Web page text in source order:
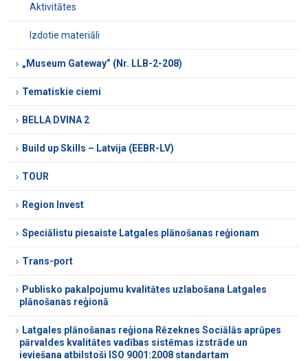
Aktivitātes
Izdotie materiāli
„Museum Gateway” (Nr. LLB-2-208)
Tematiskie ciemi
BELLA DVINA 2
Build up Skills – Latvija (EEBR-LV)
TOUR
Region Invest
Speciālistu piesaiste Latgales plānošanas reģionam
Trans-port
Publisko pakalpojumu kvalitātes uzlabošana Latgales
plānošanas reģionā
Latgales plānošanas reģiona Rēzeknes Sociālās aprūpes
pārvaldes kvalitātes vadības sistēmas izstrāde un
ieviešana atbilstoši ISO 9001:2008 standartam